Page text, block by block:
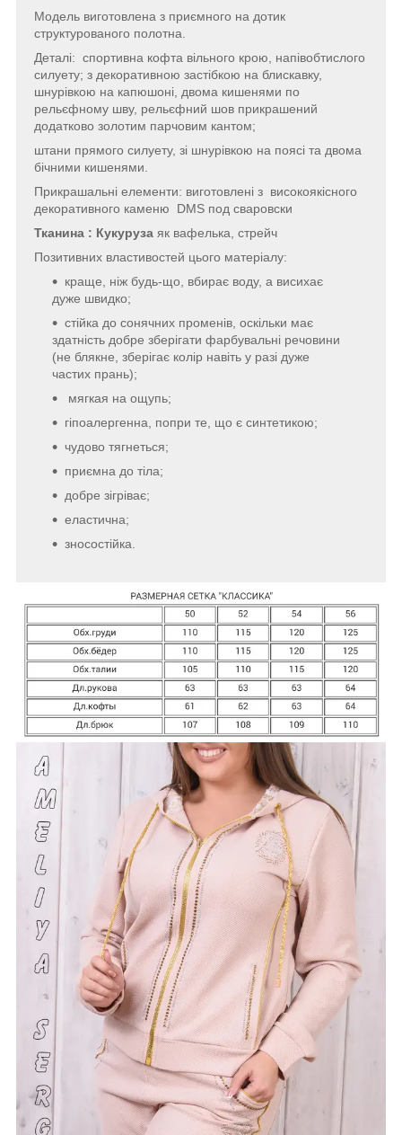
Модель виготовлена з приємного на дотик
структурованого полотна.
Деталі: спортивна кофта вільного крою, напівобтислого
силуету; з декоративною застібкою на блискавку,
шнурівкою на капюшоні, двома кишенями по
рельєфному шву, рельєфний шов прикрашений
додатково золотим парчовим кантом;
штани прямого силуету, зі шнурівкою на поясі та двома
бічними кишенями.
Прикрашальні елементи: виготовлені з високоякісного
декоративного каменю DMS под сваровски
Тканина : Кукуруза як вафелька, стрейч
Позитивних властивостей цього матеріалу:
краще, ніж будь-що, вбирає воду, а висихає
дуже швидко;
стійка до сонячних променів, оскільки має
здатність добре зберігати фарбувальні речовини
(не блякне, зберігає колір навіть у разі дуже
частих прань);
мягкая на ощупь;
гіпоалергенна, попри те, що є синтетикою;
чудово тягнеться;
приємна до тіла;
добре зігріває;
еластична;
зносостійка.